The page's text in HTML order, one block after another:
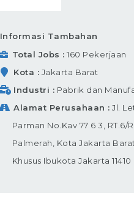
Informasi Tambahan
Total Jobs
160 Pekerjaan
Kota
Jakarta Barat
Industri
Pabrik dan
Alamat Perusahaan
Jl.
Parman No.Kav 77 6 3, RT.6/
Palmerah, Kota Jakarta
Khusus Ibukota Jakarta 11410